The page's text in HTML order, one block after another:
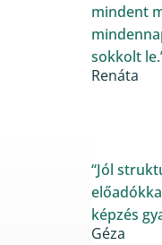
mindent
sokkolt
Renáta
“Jól
képzés
Géza